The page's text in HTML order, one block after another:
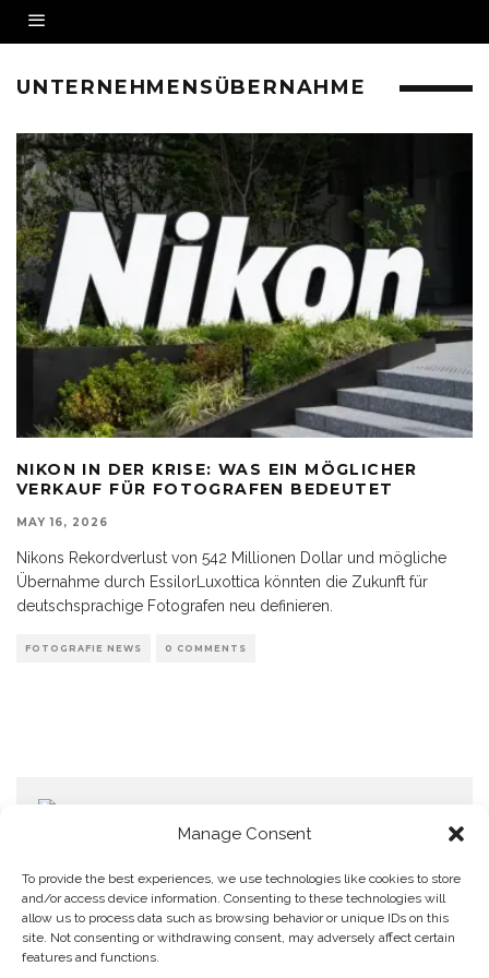
Manage Consent
To provide the best experiences, we use technologies like cookies to store
and/or access device information. Consenting to these technologies will
allow us to process data such as browsing behavior or unique IDs on this
site. Not consenting or withdrawing consent, may adversely affect certain
features and functions.
UNTERNEHMENSÜBERNAHME
NIKON IN DER KRISE: WAS EIN MÖGLICHER
VERKAUF FÜR FOTOGRAFEN BEDEUTET
MAY 16, 2026
Nikons Rekordverlust von 542 Millionen Dollar und mögliche
Übernahme durch EssilorLuxottica könnten die Zukunft für
deutschsprachige Fotografen neu definieren.
FOTOGRAFIE NEWS 0 COMMENTS
Home
Datenschutzerklärung
Impressum
Cookie Policy (EU)